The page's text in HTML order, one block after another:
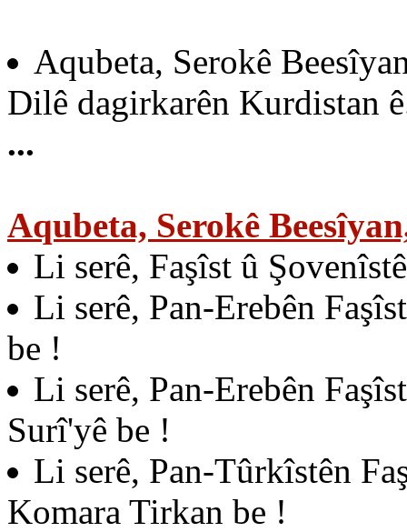
Aqubeta, Serokê
Dilê dagirkarên Kurdistan
...
Aqubeta, Serokê
Li serê, Faşîst û
Li serê, Pan-Erebên
be !
Li serê, Pan-Erebên
Surî'yê be !
Li serê, Pan-Tûrkîstên
Komara Tirkan be !